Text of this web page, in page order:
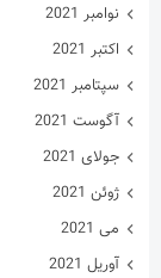
نوامبر 2021
اکتبر 2021
سپتامبر 2021
آگوست 2021
جولای 2021
ژوئن 2021
می 2021
آوریل 2021